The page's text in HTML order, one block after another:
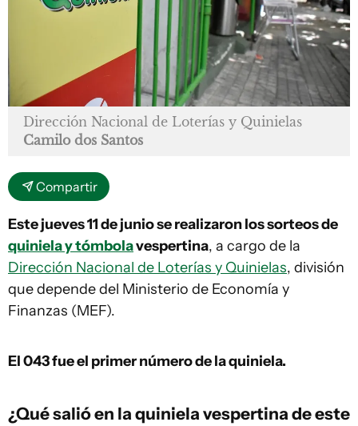
Dirección Nacional de Loterías y Quinielas
Camilo dos Santos
Compartir
Este jueves 11 de junio se realizaron los sorteos de
quiniela y tómbolavespertina, a cargo de la
Dirección Nacional de Loterías y Quinielas, división
que depende del Ministerio de Economía y
Finanzas (MEF).
El 043fue el primer número de la quiniela.
¿Qué salió en laquiniela vespertinade este